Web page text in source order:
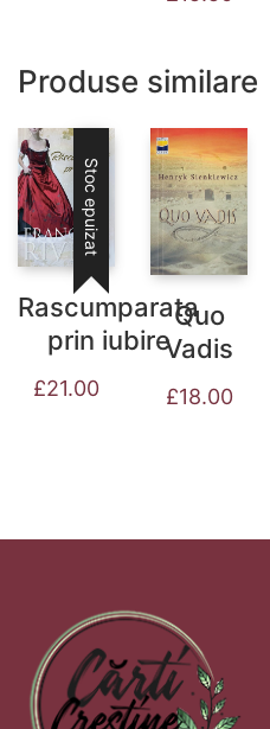
Produse similare
Stoc epuizat
Rascumparata
prin iubire
£21.00
Quo
Vadis
£18.00